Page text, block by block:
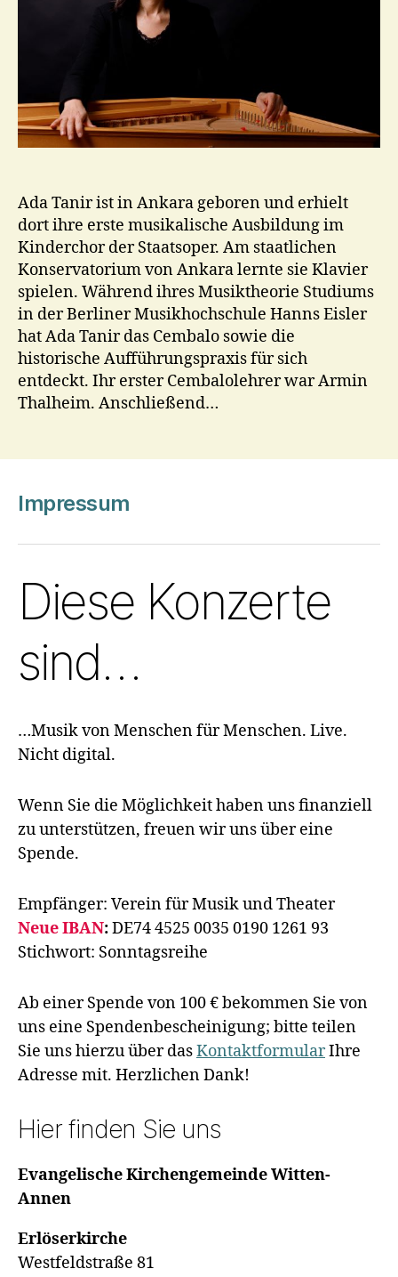
Ada Tanir ist in Ankara geboren und erhielt
dort ihre erste musikalische Ausbildung im
Kinderchor der Staatsoper. Am staatlichen
Konservatorium von Ankara lernte sie Klavier
spielen. Während ihres Musiktheorie Studiums
in der Berliner Musikhochschule Hanns Eisler
hat Ada Tanir das Cembalo sowie die
historische Aufführungspraxis für sich
entdeckt. Ihr erster Cembalolehrer war Armin
Thalheim. Anschließend…
Impressum
Diese Konzerte
sind…
…Musik von Menschen für Menschen. Live.
Nicht digital.
Wenn Sie die Möglichkeit haben uns finanziell
zu unterstützen, freuen wir uns über eine
Spende.
Empfänger: Verein für Musik und Theater
Neue IBAN:DE74 4525 0035 0190 1261 93
Stichwort: Sonntagsreihe
Ab einer Spende von 100 € bekommen Sie von
uns eine Spendenbescheinigung; bitte teilen
Sie uns hierzu über dasKontaktformularIhre
Adresse mit. Herzlichen Dank!
Hier finden Sie uns
Evangelische Kirchengemeinde Witten-
Annen
Erlöserkirche
Westfeldstraße 81